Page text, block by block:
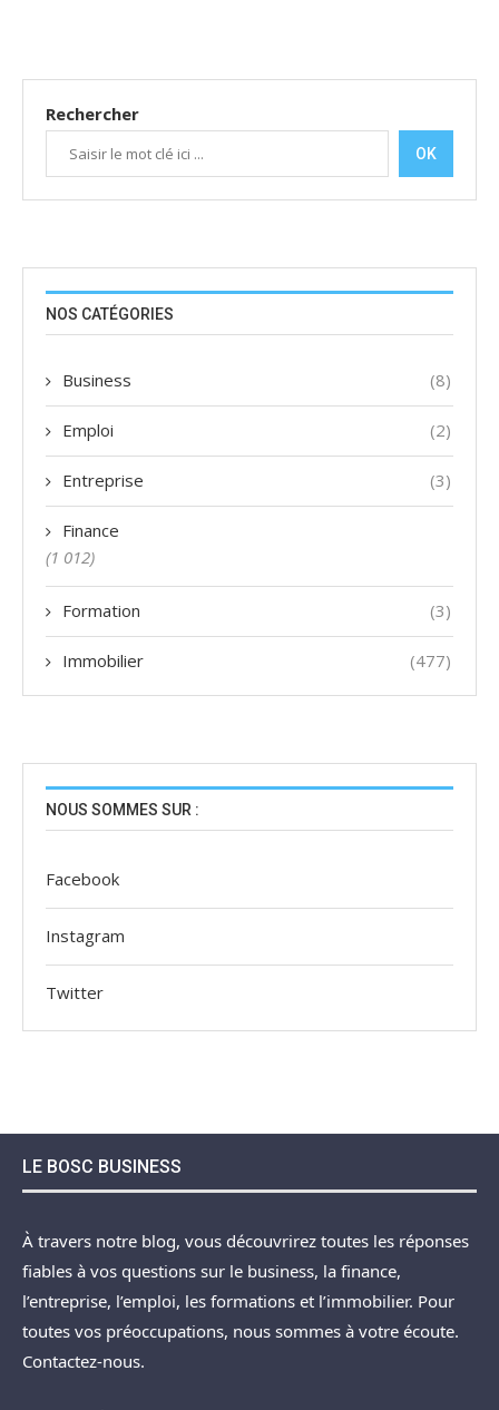
Rechercher
OK
NOS CATÉGORIES
Business (8)
Emploi (2)
Entreprise (3)
Finance
(1 012)
Formation (3)
Immobilier (477)
NOUS SOMMES SUR :
Facebook
Instagram
Twitter
LE BOSC BUSINESS
À travers notre blog, vous découvrirez toutes les réponses
fiables à vos questions sur le business, la finance,
l’entreprise, l’emploi, les formations et l’immobilier. Pour
toutes vos préoccupations, nous sommes à votre écoute.
Contactez-nous.